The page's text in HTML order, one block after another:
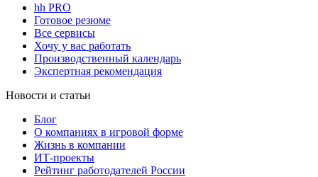
hh PRO
Готовое резюме
Все сервисы
Хочу у вас работать
Производственный календарь
Экспертная рекомендация
Новости и статьи
Блог
О компаниях в игровой форме
Жизнь в компании
ИТ-проекты
Рейтинг работодателей России